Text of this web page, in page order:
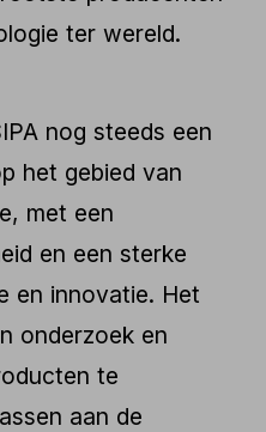
ter wereld.
nog steeds een
het gebied van
met een
en een sterke
en innovatie. Het
onderzoek en
te
aan de